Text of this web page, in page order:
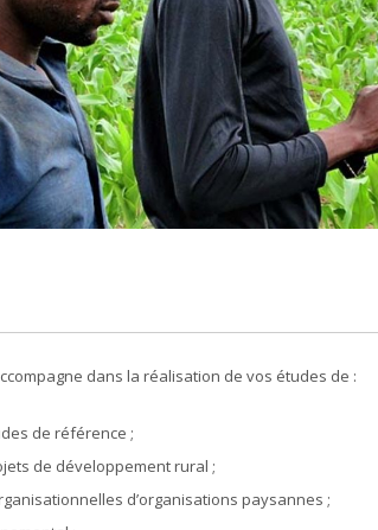
dans la réalisation de vos études de :
de référence ;
de développement rural ;
d’organisations paysannes ;